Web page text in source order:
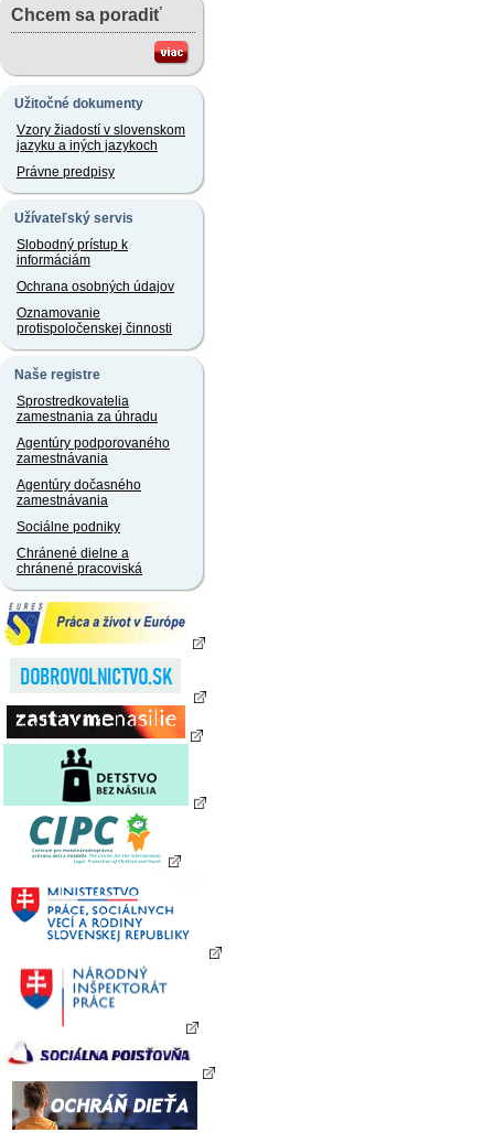
Chcem sa poradiť
Užitočné dokumenty
Vzory žiadostí v slovenskom
jazyku a iných jazykoch
Právne predpisy
Užívateľský servis
Slobodný prístup k
informáciám
Ochrana osobných údajov
Oznamovanie
protispoločenskej činnosti
Naše registre
Sprostredkovatelia
zamestnania za úhradu
Agentúry podporovaného
zamestnávania
Agentúry dočasného
zamestnávania
Sociálne podniky
Chránené dielne a
chránené pracoviská